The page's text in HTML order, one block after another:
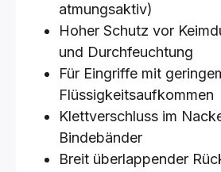
atmungsaktiv)
Hoher Schutz vor
und Durchfeuchtung
Für Eingriffe mit
Flüssigkeitsaufkommen
Klettverschluss im
Bindebänder
Breit überlappender